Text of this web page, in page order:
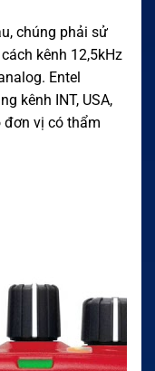
chúng phải sử
kênh 12,5kHz
Entel
kênh INT, USA,
đơn vị có thẩm